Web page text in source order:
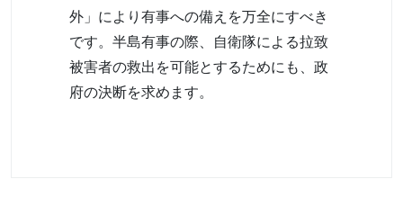
外」により有事への備えを万全にすべき
です。半島有事の際、自衛隊による拉致
被害者の救出を可能とするためにも、政
府の決断を求めます。